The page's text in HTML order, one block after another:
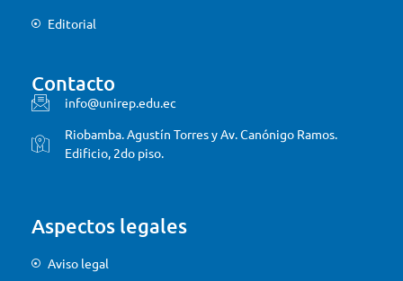
Editorial
Contacto
info@unirep.edu.ec
Riobamba. Agustín Torres y Av. Canónigo Ramos.
Edificio, 2do piso.
Aspectos legales
Aviso legal